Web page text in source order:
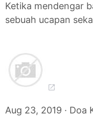
Ketika mendengar
sebuah ucapan
Aug 23, 2019 · Doa